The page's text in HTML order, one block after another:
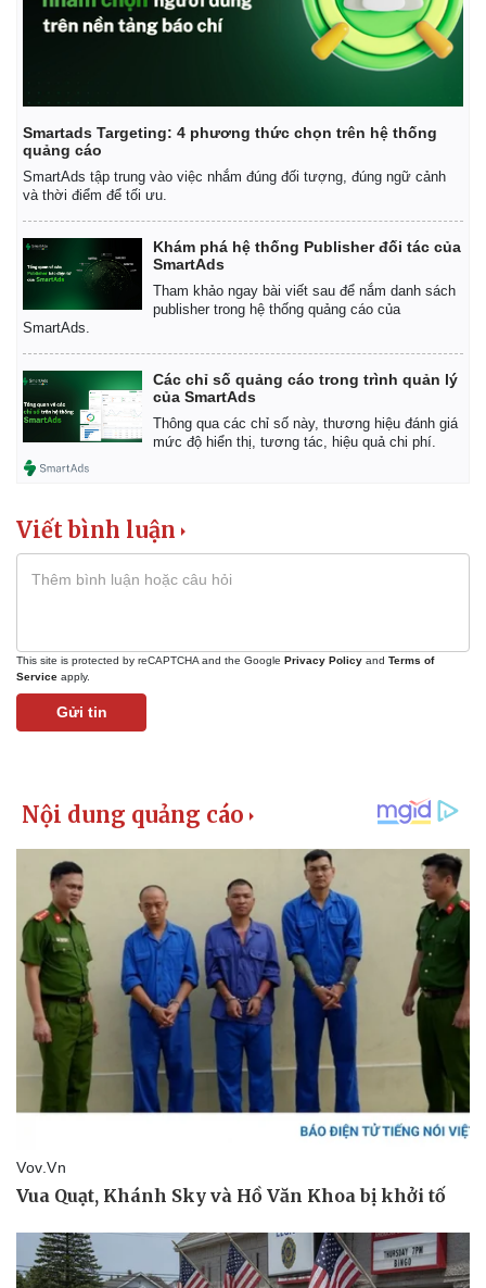
Bất động sản
Khởi nghiệp
Tiêu dùng
Tỷ giá
Chứng khoán
Giá cà phê
Smartads Targeting: 4 phương thức chọn trên hệ thống
quảng cáo
SmartAds tập trung vào việc nhắm đúng đối tượng, đúng ngữ cảnh
và thời điểm để tối ưu.
Khám phá hệ thống Publisher đối tác của
SmartAds
Tham khảo ngay bài viết sau để nắm danh sách
publisher trong hệ thống quảng cáo của
SmartAds.
Các chỉ số quảng cáo trong trình quản lý
của SmartAds
Thông qua các chỉ số này, thương hiệu đánh giá
mức độ hiển thị, tương tác, hiệu quả chi phí.
Viết bình luận
This site is protected by reCAPTCHA and the Google Privacy Policy and Terms of
Service apply.
Gửi tin